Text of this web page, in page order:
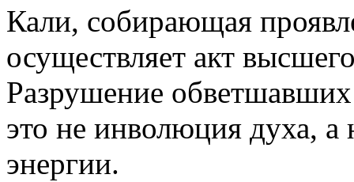
Кали, собирающая
осуществляет акт
Разрушение
это не инволюция духа,
энергии.